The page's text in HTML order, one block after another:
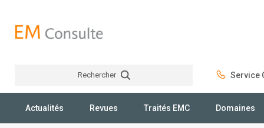
Rechercher Service
Actualités Revues Traités EMC Domaines